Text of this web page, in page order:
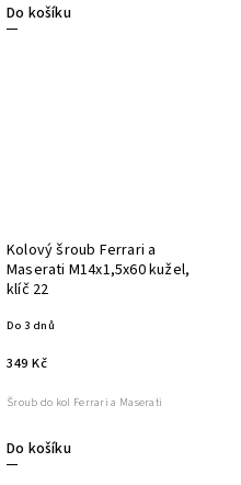
Do košíku
Kolový šroub Ferrari a
Maserati M14x1,5x60 kužel,
klíč 22
Do 3 dnů
349 Kč
Do košíku
Šroub do kol Ferrari a Maserati